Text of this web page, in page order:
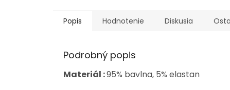
Popis Hodnotenie Diskusia
Podrobný popis
Materiál :95% bavlna, 5% elastan